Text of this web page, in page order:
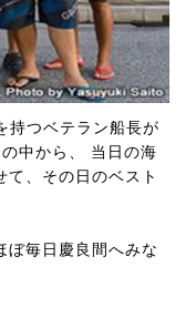
持つベテラン船長が
中から、 当日の海
て、その日のベスト
ぼ毎日慶良間へみな